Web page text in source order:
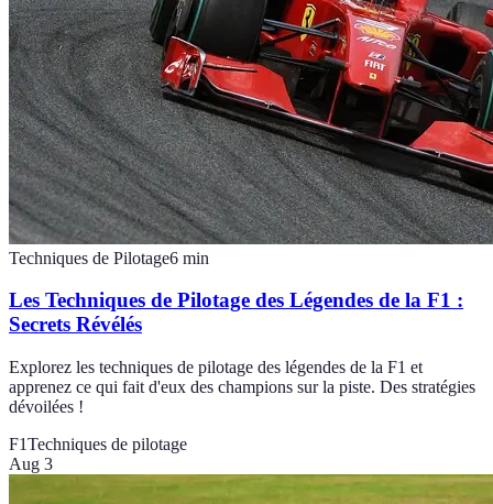
Techniques de Pilotage6 min
Les Techniques de Pilotage des Légendes de la F1 :
Secrets Révélés
Explorez les techniques de pilotage des légendes de la F1 et
apprenez ce qui fait d'eux des champions sur la piste. Des stratégies
dévoilées !
F1Techniques de pilotage
Aug 3